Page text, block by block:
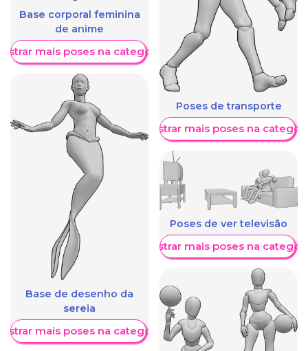
Base corporal feminina
de anime
mais poses na categoria
Base de desenho da
sereia
mais poses na categoria
Poses de transporte
Mostrar mais poses na
Poses de ver televisão
Mostrar mais poses na